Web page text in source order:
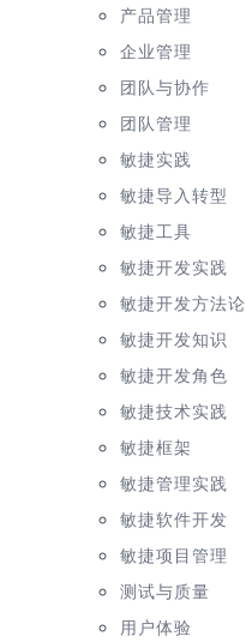
产品管理
企业管理
团队与协作
团队管理
敏捷实践
敏捷导入转型
敏捷工具
敏捷开发实践
敏捷开发方法论
敏捷开发知识
敏捷开发角色
敏捷技术实践
敏捷框架
敏捷管理实践
敏捷软件开发
敏捷项目管理
测试与质量
用户体验